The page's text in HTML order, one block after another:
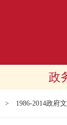
政
> 1986-2014政府